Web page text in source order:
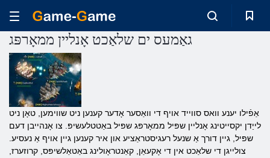
גאַמעס ים שלאַכט אָנליין ממאָרפּג
אַפֿילו יענע וואס סווייד אויף די וואַסער אָדער קענען ניט שווימען, טאָן ניט
לייַדן יקסייטינג אָנליין שפּיל ממאָרפּג שפּיל באַטטלעשיפּ. צו אָנהייבן דעם
שפּיל, גיין דורך אַ שנעל רעגיסטראַציע און איר קענען גיין אויף אַ נעסיע.
צולייגן די שלאַכט אין די אָקעאַן, קאַנטראָולינג באַטאַלשיפּס, קרוזערז,